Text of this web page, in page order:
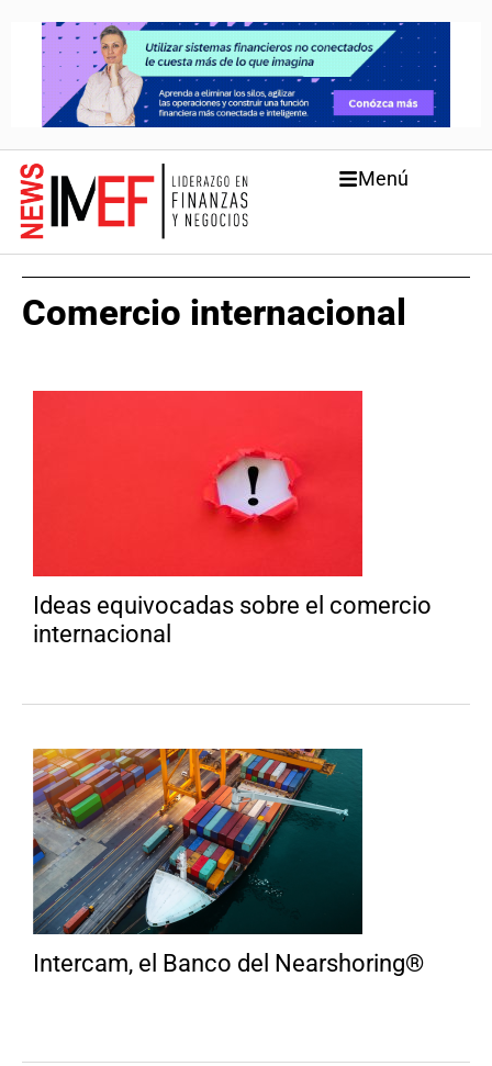
Menú
Comercio internacional
Ideas equivocadas sobre el comercio
internacional
Intercam, el Banco del Nearshoring®